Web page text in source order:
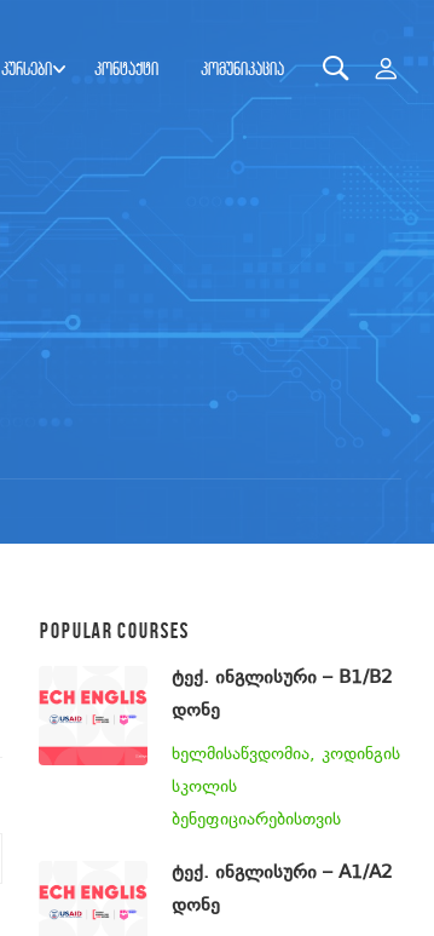
კურსები კონტაქტი კომუნიკაცია
POPULAR COURSES
ტექ. ინგლისური – B1/B2
დონე
ხელმისაწვდომია, კოდინგის
სკოლის
ბენეფიციარებისთვის
ტექ. ინგლისური – A1/A2
დონე